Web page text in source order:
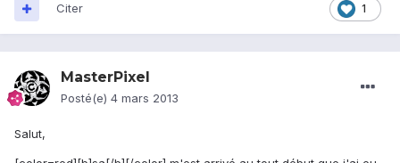
1
Citer
MasterPixel
Posté(e) 4 mars 2013
Salut,